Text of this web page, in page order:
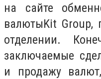
на сайте
валютыKit Group,
отделении.
заключаемые
и продажу